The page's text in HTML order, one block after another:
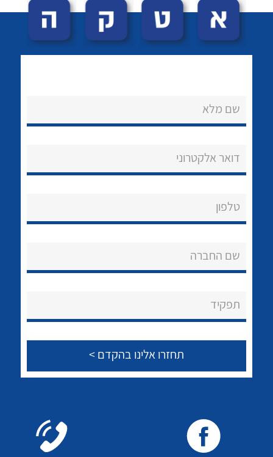
הצוות שלנו
שירותי תמיכה
לכל מוצרי היצרן לכל מוצרי היצרן
שם מלא
דואר אלקטרוני
טלפון
שם החברה
תפקיד